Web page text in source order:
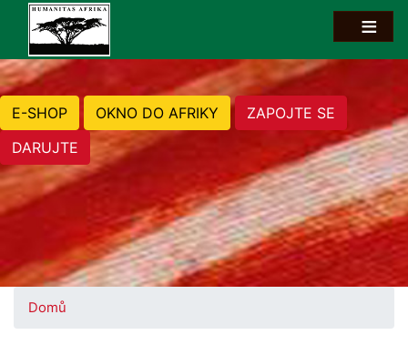
E-SHOP OKNO DO AFRIKY
ZAPOJTE SE
DARUJTE
Domů